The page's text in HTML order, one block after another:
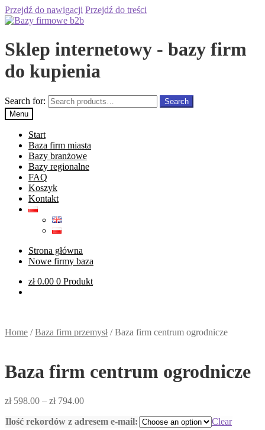
Przejdź do nawigacji Przejdź do treści
Sklep internetowy - bazy firm
do kupienia
Search for:
Search
Menu
Start
Baza firm miasta
Bazy branżowe
Bazy regionalne
FAQ
Koszyk
Kontakt
Strona główna
Nowe firmy baza
zł0.00 0 Produkt
Home /Baza firm przemysł/Baza firm centrum ogrodnicze
Baza firm centrum ogrodnicze
zł598.00 – zł794.00
Ilość rekordów z adresem e-mail:
Clear